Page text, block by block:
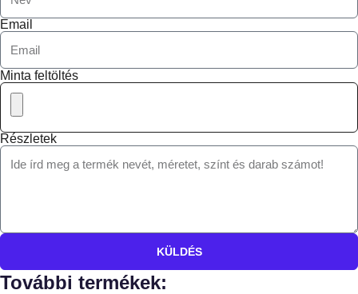
Email
Minta feltöltés
Részletek
KÜLDÉS
További termékek: